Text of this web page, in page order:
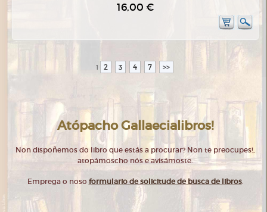
16,00 €
1 2 3 4 7 >>
Atópacho Gallaecialibros!
Non dispoñemos do libro que estás a procurar? Non te preocupes!,
atopámoscho nós e avisámoste.
Emprega o noso formulario de solicitude de busca de libros.